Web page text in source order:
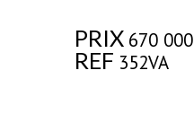
PRIX 670 000
REF 352VA